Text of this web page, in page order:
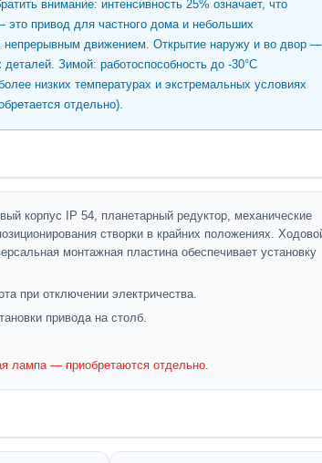
внимание: интенсивность 25% означает, что
привод для частного дома и небольших
движением. Открытие наружу и во двор —
Зимой: работоспособность до -30°C
низких температурах и экстремальных условиях
отдельно).
корпус IP 54, планетарный редуктор, механические
створки в крайних положениях.
монтажная пластина обеспечивает установку
при отключении электричества.
привода на столб.
лампа — приобретаются отдельно.